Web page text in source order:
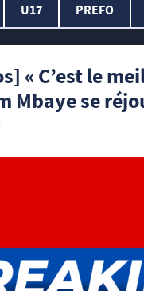
U17 PREFO
« C’est le
Mbaye se